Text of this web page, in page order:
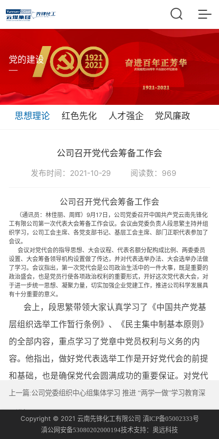
党的建设
思想理论 红色先化 人才强企 党风廉政
公司召开党代会筹备工作会
发布时间：2021-10-29 阅读数：969
公司召开党代会筹备工作会
（通讯员：林佳丽、周辉） 9月17 日，公司党委召开中国共产党云南先锋化
工有限公司第一次代表大会筹备工作会议。会议由党委负责人段思繁主持并组
织学习，公司工会主席、各党支部书记、基层工会主席、部门正职代表参加了
会议。
会议对党代会的指导思想、大会议程、代表名额分配构成比例、两委委员
设置、大会筹备领导机构设置做了传达，并对代表选举办法、大会选举办法做
了学习。会议指出，第一次党代会是公司政治生活中的一件大事，既是重要的
政治盛会，也是党员行使各项政治权利的重要形式，开好这次党代表大会，对
于进一步统一思想、凝聚力量，切实加强企业党建工作，推进公司科学发展具
有十分重要的意义。
会上，段思繁带领大家认真学习了《中国共产党基
层组织选举工作暂行条例》、《民主集中制基本原则》
的全部内容，重点学习了党章中党员权利与义务的内
容。他指出，做好党代表选举工作是开好党代会的前提
和基础，也是确保党代会圆满成功的重要保证。对党代
表选举工作和两委委员的酝酿提名过程，各党支部要以
强烈的政治责任感和高度负责的精神，精心组织、充分
发扬党内民主，调动公司党组织和党员的积极性、创造
上一篇:公司党委组织中心组集体学习 推进 “两学一做”学习教育深
下一篇:公司举办第二届钓鱼比赛
Copyright © 2021 云南先锋化工有限公司 滇ICP备05002333号
滇公网安备53080202000194技术支持： 奥远科技